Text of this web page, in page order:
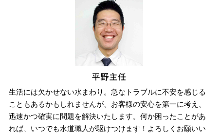
生活には欠かせない水まわり。急なトラブルに不安を感じる
こともあるかもしれませんが、お客様の安心を第一に考え、
迅速かつ確実に問題を解決いたします。何か困ったことがあ
れば、いつでも水道職人が駆けつけます！よろしくお願いい